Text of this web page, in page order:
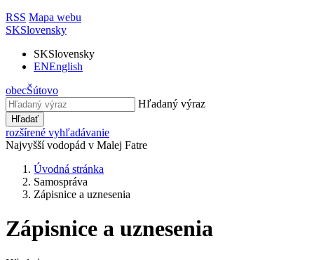
RSS Mapa webu
SKSlovensky
SKSlovensky
ENEnglish
obecŠútovo
Hľadaný výraz
Hľadať
rozšírené vyhľadávanie
Najvyšší vodopád v Malej Fatre
Úvodná stránka
Samospráva
Zápisnice a uznesenia
Zápisnice a uznesenia